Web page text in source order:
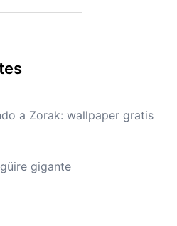
a Zorak: wallpaper gratis
gigante